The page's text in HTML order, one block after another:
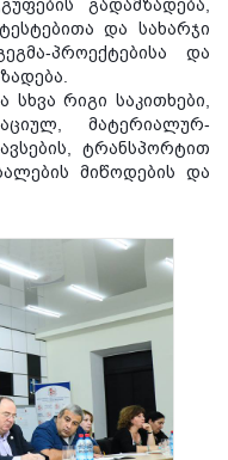
გადამზადება,
და სახარჯი
პროექტებისა და
სხვა რიგი საკითხები,
მატერიალურ-
ტრანსპორტით
მიწოდების და